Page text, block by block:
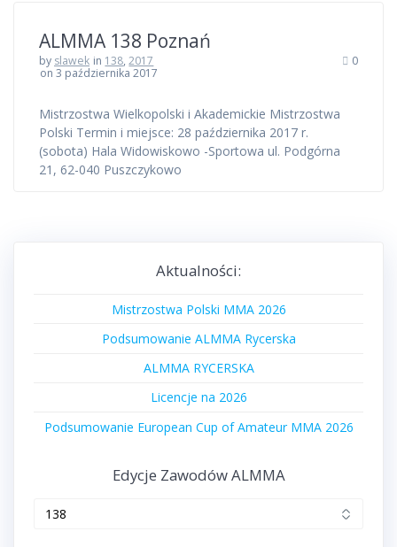
ALMMA 138 Poznań
by slawek in 138,2017
on 3 października 2017
0
Mistrzostwa Wielkopolski i Akademickie Mistrzostwa
Polski Termin i miejsce: 28 października 2017 r.
(sobota) Hala Widowiskowo -Sportowa ul. Podgórna
21, 62-040 Puszczykowo
Aktualności:
Mistrzostwa Polski MMA 2026
Podsumowanie ALMMA Rycerska
ALMMA RYCERSKA
Licencje na 2026
Podsumowanie European Cup of Amateur MMA 2026
Edycje Zawodów ALMMA